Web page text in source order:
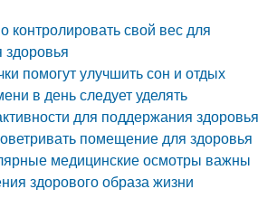
контролировать свой вес для
помогут улучшить сон и отдых
в день следует уделять
для поддержания здоровья
помещение для здоровья
медицинские осмотры важны
здорового образа жизни